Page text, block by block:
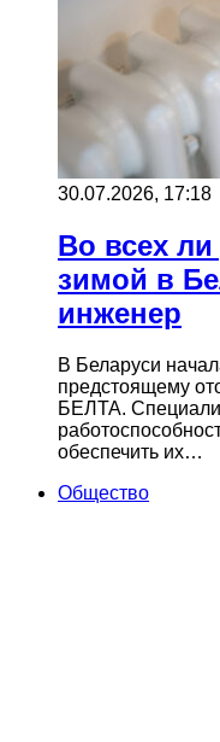
30.07.2026, 17:18
Во всех
зимой в
инженер
В Беларуси
предстоящему
БЕЛТА.
обеспечить их…
Общество